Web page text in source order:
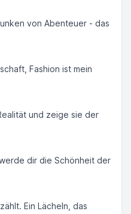
von Abenteuer - das
Fashion ist mein
und zeige sie der
dir die Schönheit der
Ein Lächeln, das